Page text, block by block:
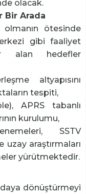
olacak.
Bir Arada
ötesinde
gibi faaliyet
alan hedefler
altyapısını
tespiti,
APRS tabanlı
kurulumu,
SSTV
uzay araştırmaları
yürütmektedir.
dönüştürmeyi